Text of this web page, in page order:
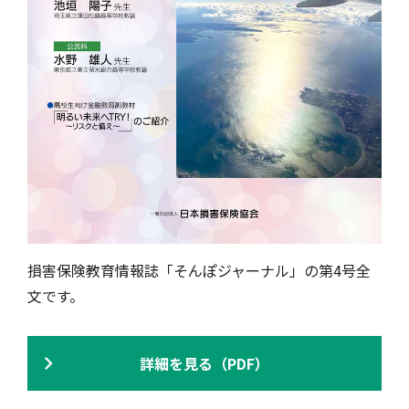
損害保険教育情報誌「そんぽジャーナル」の第4号全
文です。
詳細を見る（PDF）